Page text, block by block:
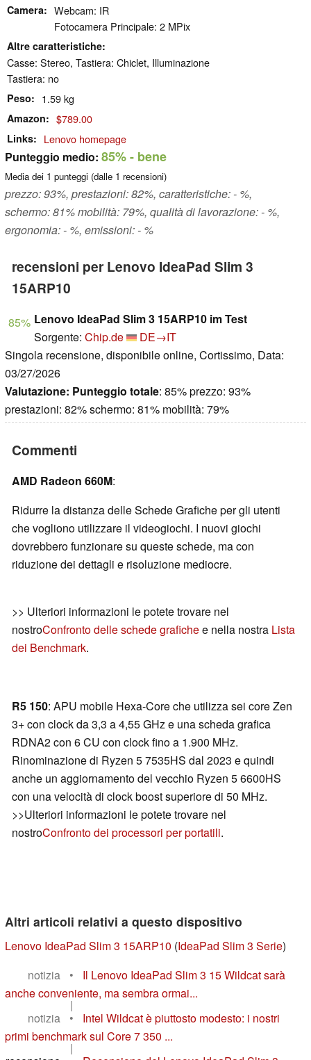
Camera
Webcam: IR
Fotocamera Principale: 2 MPix
Altre caratteristiche
Casse: Stereo, Tastiera: Chiclet, Illuminazione
Tastiera: no
Peso 1.59 kg
Amazon $789.00
Links Lenovo homepage
Punteggio medio: 85%- bene
Media dei 1 punteggi (dalle 1 recensioni)
prezzo: 93%, prestazioni: 82%, caratteristiche: - %,
schermo: 81% mobilità: 79%, qualità di lavorazione: - %,
ergonomia: - %, emissioni: - %
recensioni per Lenovo IdeaPad Slim 3
15ARP10
85% Lenovo IdeaPad Slim 3 15ARP10 im Test
Sorgente: Chip.de
DE→IT
Singola recensione, disponibile online, Cortissimo, Data:
03/27/2026
Valutazione: Punteggio totale: 85% prezzo: 93%
prestazioni: 82% schermo: 81% mobilità: 79%
Commenti
AMD Radeon 660M:
Ridurre la distanza delle Schede Grafiche per gli utenti
che vogliono utilizzare il videogiochi. I nuovi giochi
dovrebbero funzionare su queste schede, ma con
riduzione dei dettagli e risoluzione mediocre.
>> Ulteriori informazioni le potete trovare nel
nostroConfronto delle schede grafichee nella nostra Lista
dei Benchmark.
R5 150: APU mobile Hexa-Core che utilizza sei core Zen
3+ con clock da 3,3 a 4,55 GHz e una scheda grafica
RDNA2 con 6 CU con clock fino a 1.900 MHz.
Rinominazione di Ryzen 5 7535HS dal 2023 e quindi
anche un aggiornamento del vecchio Ryzen 5 6600HS
con una velocità di clock boost superiore di 50 MHz.
>>Ulteriori informazioni le potete trovare nel
nostroConfronto dei processori per portatili.
Altri articoli relativi a questo dispositivo
Lenovo IdeaPad Slim 3 15ARP10 (IdeaPad Slim 3 Serie)
notizia
•
Il Lenovo IdeaPad Slim 3 15 Wildcat sarà
anche conveniente, ma sembra ormai...
|
notizia
•
Intel Wildcat è piuttosto modesto: i nostri
primi benchmark sul Core 7 350 ...
|